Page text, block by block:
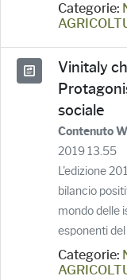
Categorie:
Vinitaly
sociale
Contenuto
2019 13.55
L'edizione
bilancio
mondo delle
esponenti
Categorie: